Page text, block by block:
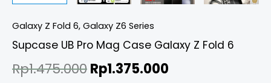
Galaxy Z Fold 6, Galaxy Z6 Series
Supcase UB Pro Mag Case Galaxy Z Fold 6
Rp1.475.000Rp1.375.000